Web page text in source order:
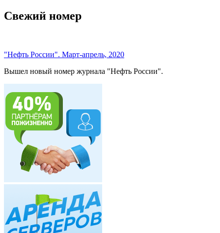
Свежий номер
"Нефть России". Март-апрель, 2020
Вышел новый номер журнала "Нефть России".